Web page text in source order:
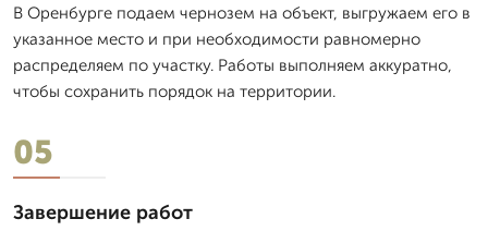
В Оренбурге подаем чернозем на объект, выгружаем его в
указанное место и при необходимости равномерно
распределяем по участку. Работы выполняем аккуратно,
чтобы сохранить порядок на территории.
05
Завершение работ